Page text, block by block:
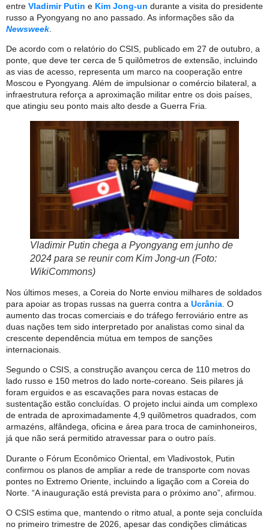
entre Vladimir Putin e Kim Jong-un durante a visita do presidente
russo a Pyongyang no ano passado. As informações são da
Newsweek
De acordo com o relatório do CSIS, publicado em 27 de outubro, a
ponte, que deve ter cerca de 5 quilômetros de extensão, incluindo
as vias de acesso, representa um marco na cooperação entre
Moscou e Pyongyang. Além de impulsionar o comércio bilateral, a
infraestrutura reforça a aproximação militar entre os dois países,
que atingiu seu ponto mais alto desde a Guerra Fria.
Vladimir Putin chega a Pyongyang em junho de
2024 para se reunir com Kim Jong-un (Foto:
WikiCommons)
Nos últimos meses, a Coreia do Norte enviou milhares de soldados
para apoiar as tropas russas na guerra contra a Ucrânia . O
aumento das trocas comerciais e do tráfego ferroviário entre as
duas nações tem sido interpretado por analistas como sinal da
crescente dependência mútua em tempos de sanções
internacionais.
Segundo o CSIS, a construção avançou cerca de 110 metros do
lado russo e 150 metros do lado norte-coreano. Seis pilares já
foram erguidos e as escavações para novas estacas de
sustentação estão concluídas. O projeto inclui ainda um complexo
de entrada de aproximadamente 4,9 quilômetros quadrados, com
armazéns, alfândega, oficina e área para troca de caminhoneiros,
já que não será permitido atravessar para o outro país.
Durante o Fórum Econômico Oriental, em Vladivostok, Putin
confirmou os planos de ampliar a rede de transporte com novas
pontes no Extremo Oriente, incluindo a ligação com a Coreia do
Norte. “A inauguração está prevista para o próximo ano”, afirmou.
O CSIS estima que, mantendo o ritmo atual, a ponte seja concluída
no primeiro trimestre de 2026, apesar das condições climáticas